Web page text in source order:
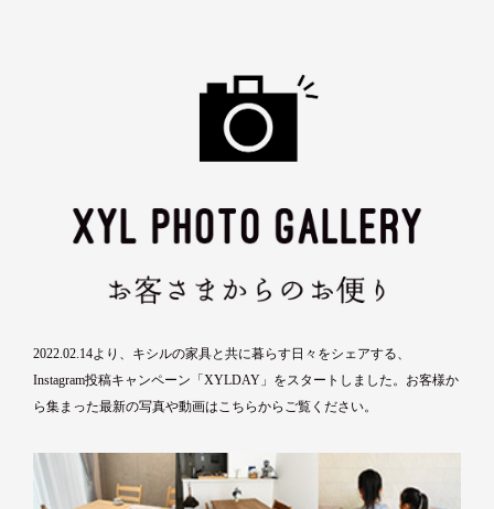
2022.02.14より、キシルの家具と共に暮らす日々をシェアする、
Instagram投稿キャンペーン「XYLDAY」をスタートしました。お客様か
ら集まった最新の写真や動画はこちらからご覧ください。